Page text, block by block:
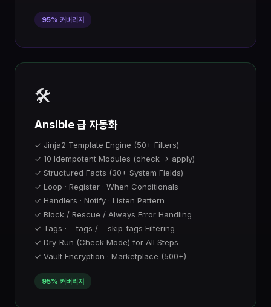
95% 커버리지
🛠️
Ansible 급 자동화
✓ Jinja2 Template Engine (50+ Filters)
✓ 10 Idempotent Modules (check → apply)
✓ Structured Facts (30+ System Fields)
✓ Loop · Register · When Conditionals
✓ Handlers · Notify · Listen Pattern
✓ Block / Rescue / Always Error Handling
✓ Tags · --tags / --skip-tags Filtering
✓ Dry-Run (Check Mode) for All Steps
✓ Vault Encryption · Marketplace (500+)
95% 커버리지